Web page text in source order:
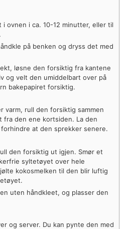
i ovnen i ca. 10-12 minutter, eller til
på benken og dryss det med
løsne den forsiktig fra kantene
og velt den umiddelbart over på
bakepapiret forsiktig.
varm, rull den forsiktig sammen
fra den ene kortsiden. La den
at den sprekker senere.
den forsiktig ut igjen. Smør et
syltetøyet over hele
kokosmelken til den blir luftig
uten håndkleet, og plasser den
og server. Du kan pynte den med